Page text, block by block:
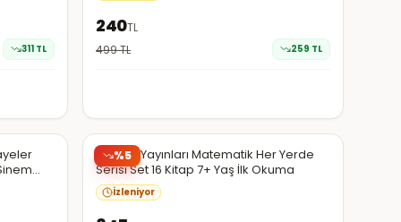
311 TL
240TL
499TL 259 TL
%5
Trendyol
Tübitak Yayınları Matematik Her Yerde
Serisi Set 16 Kitap 7+ Yaş İlk Okuma
İzleniyor